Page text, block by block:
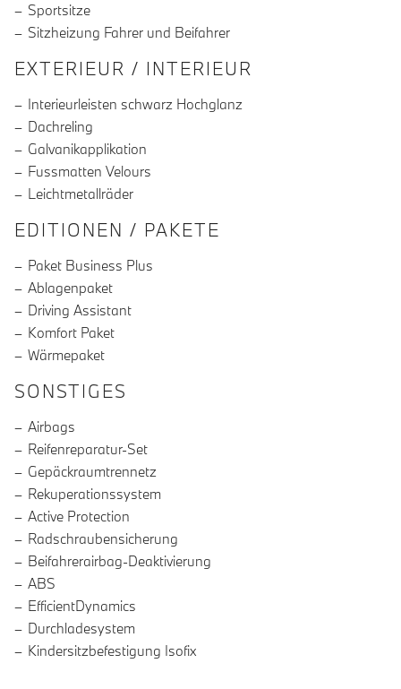
Sportsitze
Sitzheizung Fahrer und Beifahrer
EXTERIEUR / INTERIEUR
Interieurleisten schwarz Hochglanz
Dachreling
Galvanikapplikation
Fussmatten Velours
Leichtmetallräder
EDITIONEN / PAKETE
Paket Business Plus
Ablagenpaket
Driving Assistant
Komfort Paket
Wärmepaket
SONSTIGES
Airbags
Reifenreparatur-Set
Gepäckraumtrennetz
Rekuperationssystem
Active Protection
Radschraubensicherung
Beifahrerairbag-Deaktivierung
ABS
EfficientDynamics
Durchladesystem
Kindersitzbefestigung Isofix